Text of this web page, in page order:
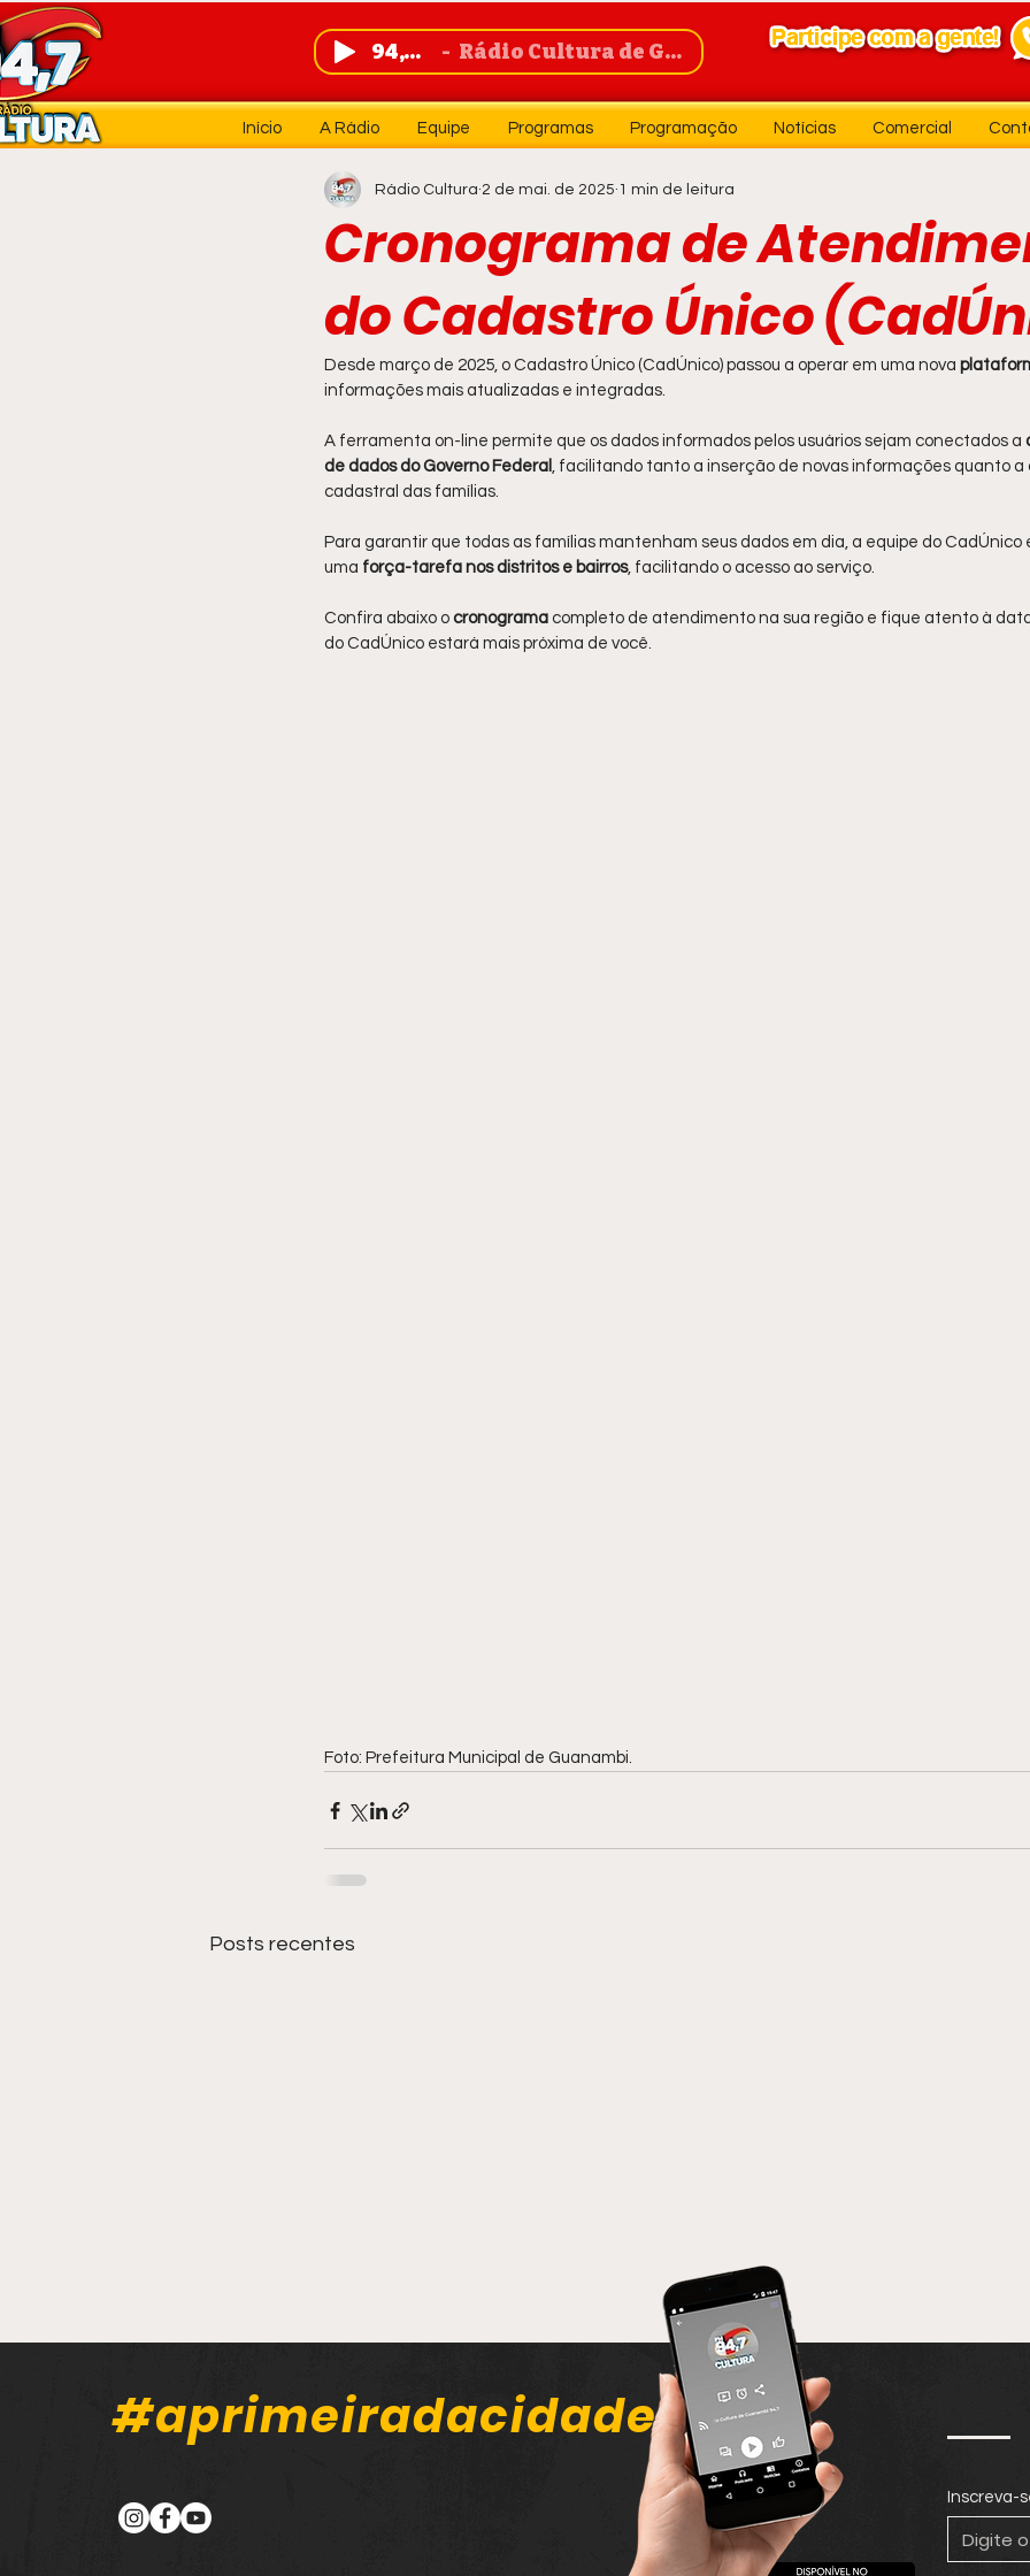
94,7 FM Rádio Cultura de Guanambi
Início A Rádio Equipe Programas Programação Notícias Comercial
Cronograma de
do Cadastro Único
Rádio Cultura 2 de mai. de 2025 1 min de leitura
Desde março de 2025, o Cadastro Único (CadÚnico) passou a operar em uma nova
informações mais atualizadas e integradas.
A ferramenta on-line permite que os dados informados pelos usuários sejam conectados a
de dados do Governo Federal , facilitando tanto a inserção de novas informações quanto
cadastral das famílias.
Para garantir que todas as famílias mantenham seus dados em dia, a equipe do CadÚnico
uma força-tarefa nos distritos e bairros, facilitando o acesso ao serviço.
Confira abaixo o cronograma completo de atendimento na sua região e fique atento à
do CadÚnico estará mais próxima de você.
Foto: Prefeitura Municipal de Guanambi.
Posts recentes
Homem causa desordem
#aprimeiradacidade
Inscreva-